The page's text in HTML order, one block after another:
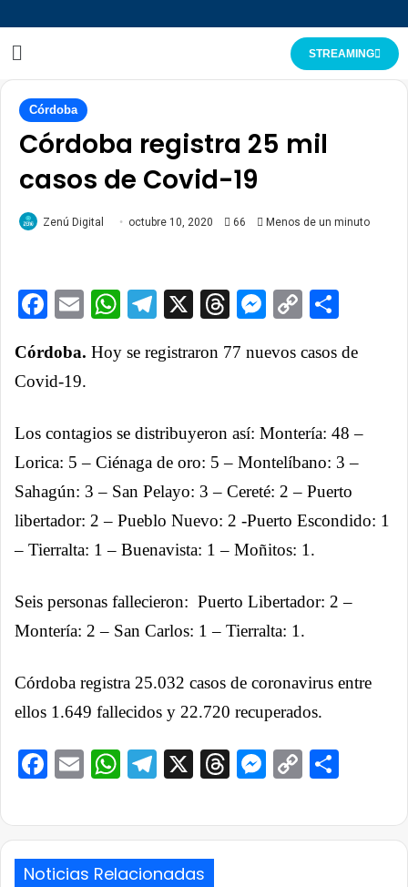
STREAMING
Córdoba
Córdoba registra 25 mil
casos de Covid-19
Zenú Digital octubre 10, 2020 66 Menos de un minuto
Facebook
EmailWhatsApp
Telegram
X ThreadsCopy
Córdoba. Hoy se registraron 77 nuevos casos de
Covid-19.
Los contagios se distribuyeron así: Montería: 48 –
Lorica: 5 – Ciénaga de oro: 5 – Montelíbano: 3 –
Sahagún: 3 – San Pelayo: 3 – Cereté: 2 – Puerto
libertador: 2 – Pueblo Nuevo: 2 -Puerto Escondido: 1
– Tierralta: 1 – Buenavista: 1 – Moñitos: 1.
Seis personas fallecieron: Puerto Libertador: 2 –
Montería: 2 – San Carlos: 1 – Tierralta: 1.
Córdoba registra 25.032 casos de coronavirus entre
ellos 1.649 fallecidos y 22.720 recuperados.
Facebook
EmailWhatsApp
Telegram
X ThreadsCopy
Noticias Relacionadas